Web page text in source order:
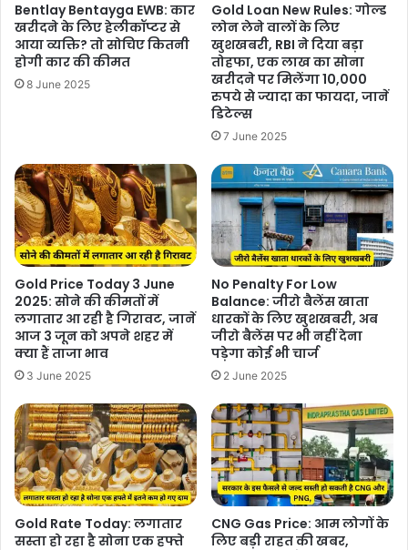
Bentlay Bentayga EWB: कार
खरीदने के लिए हेलीकॉप्टर से
आया व्यक्ति? तो सोचिए कितनी
होगी कार की कीमत
8 June 2025
Gold Loan New Rules: गोल्ड
लोन लेने वालों के लिए
खुशखबरी, RBI ने दिया बड़ा
तोहफा, एक लाख का सोना
खरीदने पर मिलेंगा 10,000
रुपये से ज्यादा का फायदा, जानें
डिटेल्स
7 June 2025
Gold Price Today 3 June
2025: सोने की कीमतों में
लगातार आ रही है गिरावट, जानें
आज 3 जून को अपने शहर में
क्या हैं ताजा भाव
3 June 2025
No Penalty For Low
Balance: जीरो बैलेंस खाता
धारकों के लिए खुशखबरी, अब
जीरो बैलेंस पर भी नहीं देना
पड़ेगा कोई भी चार्ज
2 June 2025
Gold Rate Today: लगातार
सस्ता हो रहा है सोना एक हफ्ते
CNG Gas Price: आम लोगों के
लिए बड़ी राहत की खबर,